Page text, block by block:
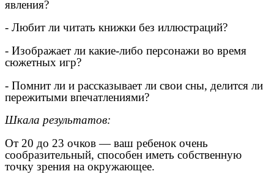
явления?
- Любит ли читать книжки без иллюстраций?
- Изображает ли какие-либо персонажи во время
сюжетных игр?
- Помнит ли и рассказывает ли свои сны, делится ли
пережитыми впечатлениями?
Шкала результатов:
От 20 до 23 очков — ваш ребенок очень
сообразительный, способен иметь собственную
точку зрения на окружающее.